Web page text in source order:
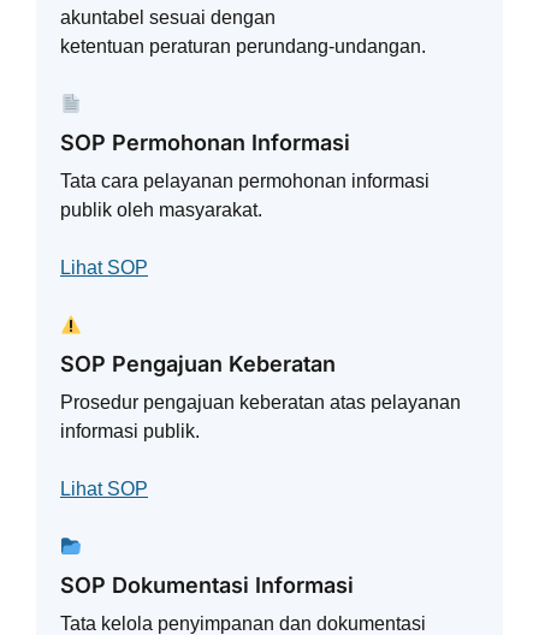
akuntabel sesuai dengan
ketentuan peraturan perundang-undangan.
SOP Permohonan Informasi
Tata cara pelayanan permohonan informasi
publik oleh masyarakat.
Lihat SOP
SOP Pengajuan Keberatan
Prosedur pengajuan keberatan atas pelayanan
informasi publik.
Lihat SOP
SOP Dokumentasi Informasi
Tata kelola penyimpanan dan dokumentasi